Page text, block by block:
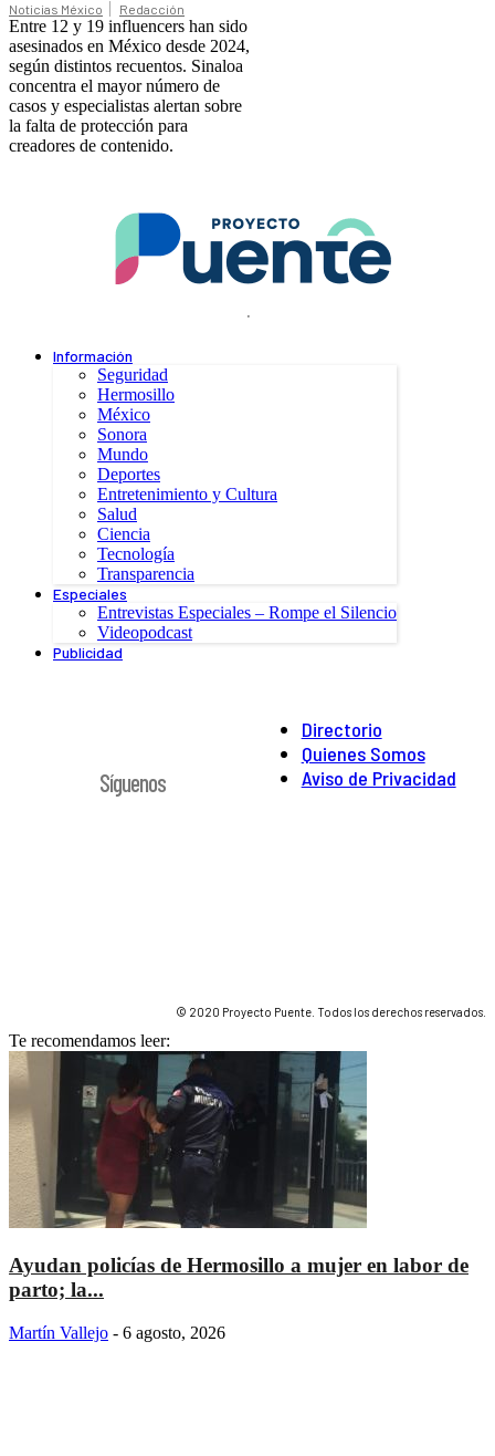
Noticias México Redacción
Entre 12 y 19 influencers han sido
asesinados en México desde 2024,
según distintos recuentos. Sinaloa
concentra el mayor número de
casos y especialistas alertan sobre
la falta de protección para
creadores de contenido.
.
Información
Seguridad
Hermosillo
México
Sonora
Mundo
Deportes
Entretenimiento y Cultura
Salud
Ciencia
Tecnología
Transparencia
Especiales
Entrevistas Especiales – Rompe el Silencio
Videopodcast
Publicidad
Directorio
Quienes Somos
Aviso de Privacidad
Síguenos
© 2020 Proyecto Puente. Todos los derechos reservados.
Te recomendamos leer:
Ayudan policías de Hermosillo a mujer en labor de
parto; la...
Martín Vallejo - 6 agosto, 2026